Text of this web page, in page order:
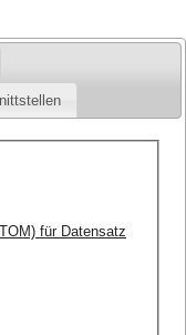
für Datensatz